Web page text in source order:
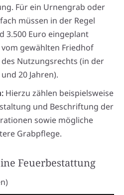
Für ein Urnengrab oder
müssen in der Regel
3.500 Euro eingeplant
gewählten Friedhof
Nutzungsrechts (in der
20 Jahren).
Hierzu zählen beispielsweise
und Beschriftung der
sowie mögliche
Grabpflege.
Feuerbestattung